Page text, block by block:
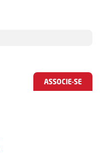
ASSOCIE-SE